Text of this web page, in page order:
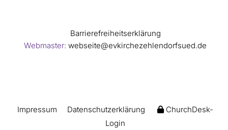
Barrierefreiheitserklärung
Webmaster: webseite@evkirchezehlendorfsued.de
Impressum Datenschutzerklärung
ChurchDesk-
Login